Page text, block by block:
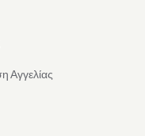
Αγγελίας